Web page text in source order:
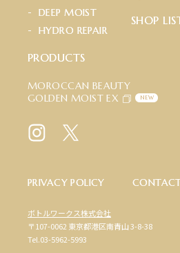
DEEP MOIST
HYDRO REPAIR
PRODUCTS
SHOP L IS
MOROCCAN BEAUTY
GOLDEN MOIST EX
NEW
PRIVACY POLICY CONTAC
ボトルワークス株式会社
〒107-0062 東京都港区南青山 3-8-38
Tel.03-5962-5993